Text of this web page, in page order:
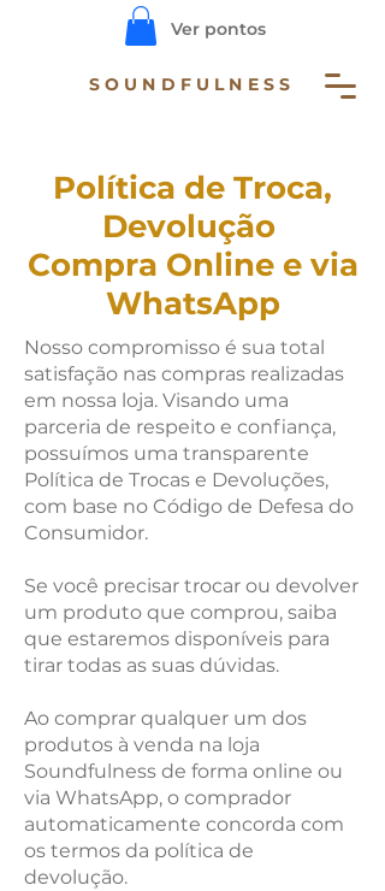
SOUNDFULNESS
Ver pontos
Política de Troca,
Devolução
Compra Online e via
WhatsApp
Nosso compromisso é sua total
satisfação nas compras realizadas
em nossa loja. Visando uma
parceria de respeito e confiança,
possuímos uma transparente
Política de Trocas e Devoluções,
com base no Código de Defesa do
Consumidor.
Se você precisar trocar ou devolver
um produto que comprou, saiba
que estaremos disponíveis para
tirar todas as suas dúvidas.
Ao comprar qualquer um dos
produtos à venda na loja
Soundfulness de forma online ou
via WhatsApp, o comprador
automaticamente concorda com
os termos da política de
devolução.